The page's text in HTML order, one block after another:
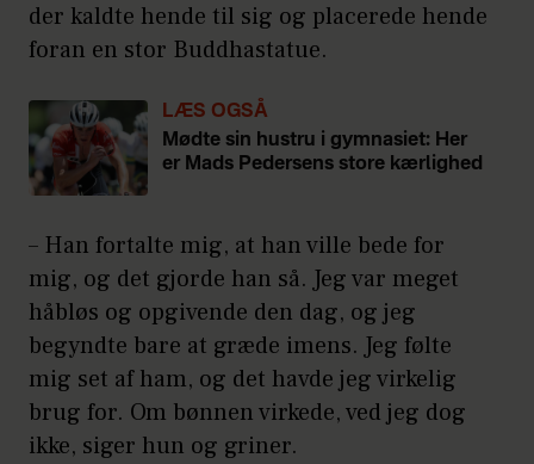
der kaldte hende til sig og placerede hende
foran en stor Buddhastatue.
LÆS OGSÅ
Mødte sin hustru i gymnasiet: Her
er Mads Pedersens store kærlighed
– Han fortalte mig, at han ville bede for
mig, og det gjorde han så. Jeg var meget
håbløs og opgivende den dag, og jeg
begyndte bare at græde imens. Jeg følte
mig set af ham, og det havde jeg virkelig
brug for. Om bønnen virkede, ved jeg dog
ikke, siger hun og griner.